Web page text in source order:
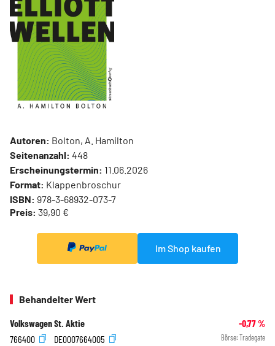
Autoren: Bolton, A. Hamilton
Seitenanzahl: 448
Erscheinungstermin: 11.06.2026
Format: Klappenbroschur
ISBN: 978-3-68932-073-7
Preis: 39,90 €
Im Shop kaufen
Behandelter Wert
Volkswagen St. Aktie -0,77%
766400
DE0007664005 Börse: Tradegate